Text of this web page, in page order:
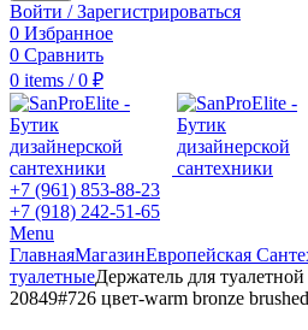
Войти / Зарегистрироваться
0 Избранное
0 Сравнить
0 items / 0 ₽
+7 (961) 853-88-23
+7 (918) 242-51-65
Menu
ГлавнаяМагазинЕвропейская
туалетныеДержатель для
20849#726 цвет-warm bronze